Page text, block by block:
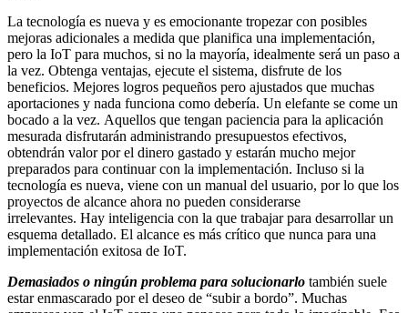
La tecnología es nueva y es emocionante tropezar con posibles
mejoras adicionales a medida que planifica una implementación,
pero la IoT para muchos, si no la mayoría, idealmente será un paso a
la vez. Obtenga ventajas, ejecute el sistema, disfrute de los
beneficios. Mejores logros pequeños pero ajustados que muchas
aportaciones y nada funciona como debería. Un elefante se come un
bocado a la vez. Aquellos que tengan paciencia para la aplicación
mesurada disfrutarán administrando presupuestos efectivos,
obtendrán valor por el dinero gastado y estarán mucho mejor
preparados para continuar con la implementación. Incluso si la
tecnología es nueva, viene con un manual del usuario, por lo que los
proyectos de alcance ahora no pueden considerarse
irrelevantes. Hay inteligencia con la que trabajar para desarrollar un
esquema detallado. El alcance es más crítico que nunca para una
implementación exitosa de IoT.
Demasiados o ningún problema para solucionarlo también suele
estar enmascarado por el deseo de “subir a bordo”. Muchas